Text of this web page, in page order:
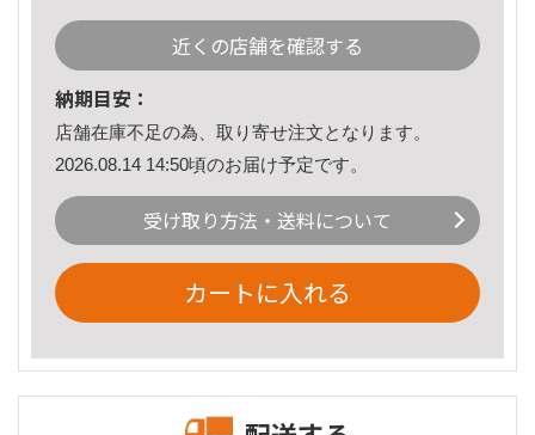
近くの店舗を確認する
納期目安：
店舗在庫不足の為、取り寄せ注文となります。
2026.08.14 14:50頃のお届け予定です。
受け取り方法・送料について
カートに入れる